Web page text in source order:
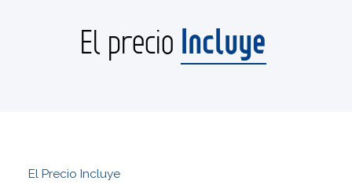
El precio Incluye
El Precio Incluye